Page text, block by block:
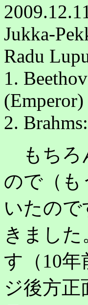
Jukka-
Radu
1.
(Emperor)
2.
もちろ
ので（も
いたの
きまし
す（10
ジ後方